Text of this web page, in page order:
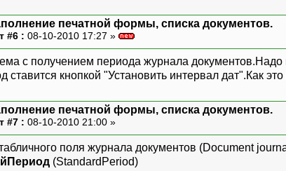
печатной формы, списка документов.
#6 : 08-10-2010 17:27 »
с получением периода журнала
ставится кнопкой "Установить интервал дат".Как
печатной формы, списка документов.
#7 : 08-10-2010 21:00 »
поля журнала документов (Document
(StandardPeriod)